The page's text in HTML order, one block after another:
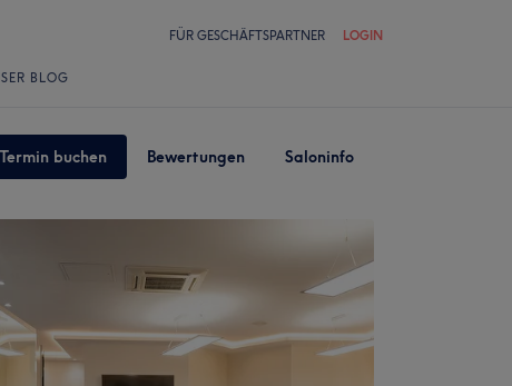
FÜR GESCHÄFTSPARTNER LOGIN
BLOG
Termin buchen Bewertungen Saloninfo